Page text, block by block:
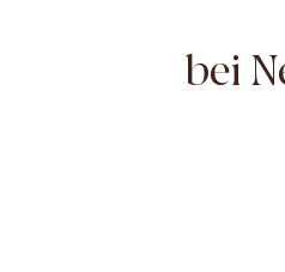
bei